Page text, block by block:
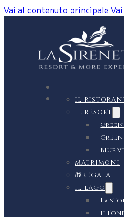
Vai al contenuto principale
IL
IL RESORT
Blue
MATRIMONI
🎁REGALA
IL LAGO
La
Il